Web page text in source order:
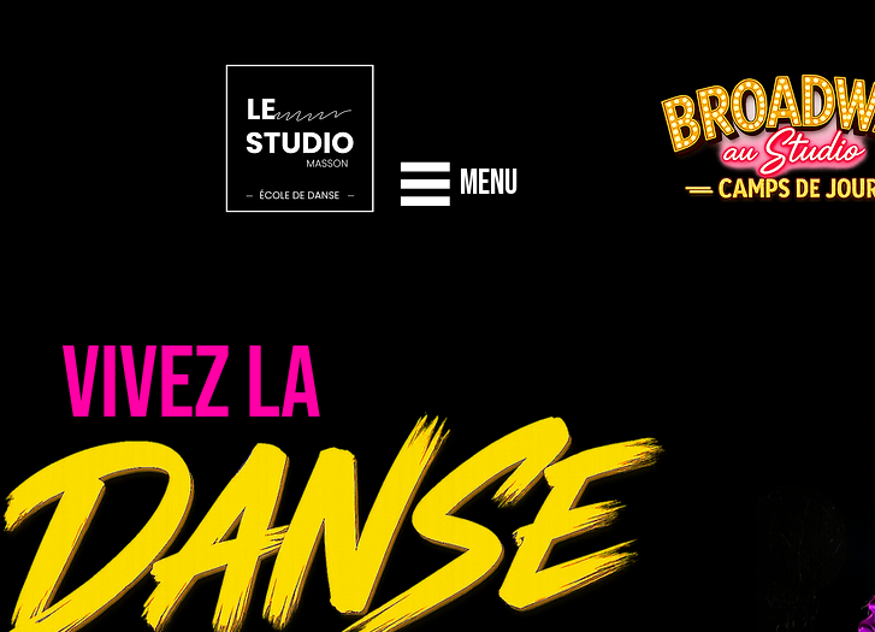
Menu
VIVEZ LA